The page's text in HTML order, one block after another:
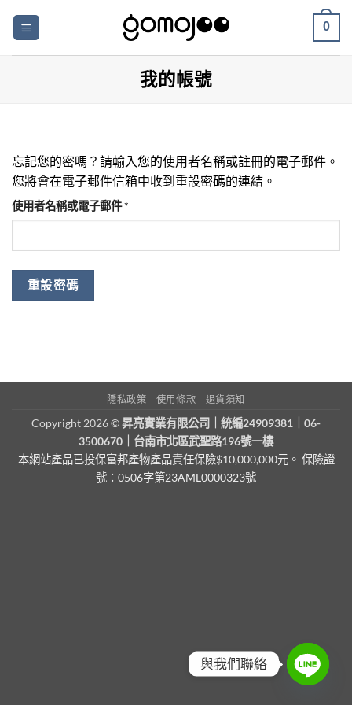
0
我的帳號
忘記您的密嗎？請輸入您的使用者名稱或註冊的電子郵件。
您將會在電子郵件信箱中收到重設密碼的連結。
使用者名稱或電子郵件*
填
重設密碼
隱私政策 使用條款 退貨須知
Copyright 2026 ©昇亮實業有限公司｜統編24909381｜06-
3500670｜台南市北區武聖路196號一樓
本網站產品已投保富邦產物產品責任保險$10,000,000元。 保險證
號：0506字第23AML0000323號
與我們聯絡